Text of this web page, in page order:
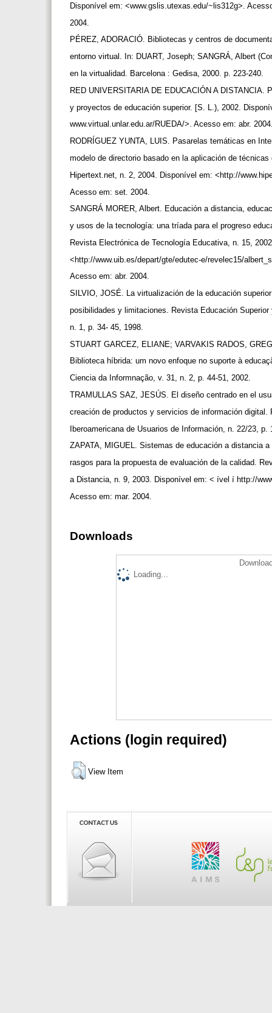
Disponível em: <www.gslis.utexas.edu/~lis312g>.
2004.
PÉREZ, ADORACIÓ. Bibliotecas y centros de
entorno virtual. In: DUART, Joseph; SANGRÁ, Albert
en la virtualidad. Barcelona : Gedisa, 2000. p. 223-240.
RED UNIVERSITARIA DE EDUCACIÓN A DISTANCIA.
y proyectos de educación superior. [S. L.), 2002.
www.virtual.unlar.edu.ar/RUEDA/>. Acesso em: abr.
RODRÍGUEZ YUNTA, LUIS. Pasarelas temáticas en
modelo de directorio basado en la aplicación de
Hipertext.net, n. 2, 2004. Disponível em: <http://
Acesso em: set. 2004.
SANGRÁ MORER, Albert. Educación a distancia,
y usos de la tecnología: una tríada para el progreso
Revista Electrónica de Tecnología Educativa, n. 15,
<http://www.uib.es/depart/gte/edutec-e/revelec15/
Acesso em: abr. 2004.
SILVIO, JOSÉ. La virtualización de la educación
posibilidades y limitaciones. Revista Educación
n. 1, p. 34- 45, 1998.
STUART GARCEZ, ELIANE; VARVAKIS RADOS,
Biblioteca híbrida: um novo enfoque no suporte à
Ciencia da Informnação, v. 31, n. 2, p. 44-51, 2002.
TRAMULLAS SAZ, JESÚS. El diseño centrado en el
creación de productos y servicios de información
Iberoamericana de Usuarios de Información, n. 22/23,
ZAPATA, MIGUEL. Sistemas de educación a distancia
rasgos para la propuesta de evaluación de la calidad.
a Distancia, n. 9, 2003. Disponível em: < ível í http://
Acesso em: mar. 2004.
Downloads
Loading...
Actions (login required)
View Item